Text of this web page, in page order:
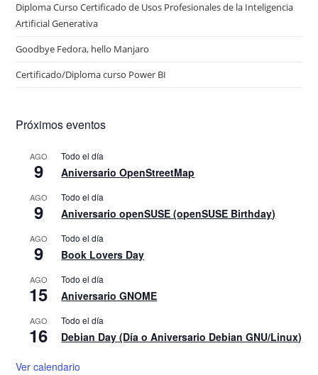
Diploma Curso Certificado de Usos Profesionales de la Inteligencia
Artificial Generativa
Goodbye Fedora, hello Manjaro
Certificado/Diploma curso Power BI
Próximos eventos
AGO
9
Todo el día
Aniversario OpenStreetMap
AGO
9
Todo el día
Aniversario openSUSE (openSUSE Birthday)
AGO
9
Todo el día
Book Lovers Day
AGO
15
Todo el día
Aniversario GNOME
AGO
16
Todo el día
Debian Day (Día o Aniversario Debian GNU/Linux)
Ver calendario